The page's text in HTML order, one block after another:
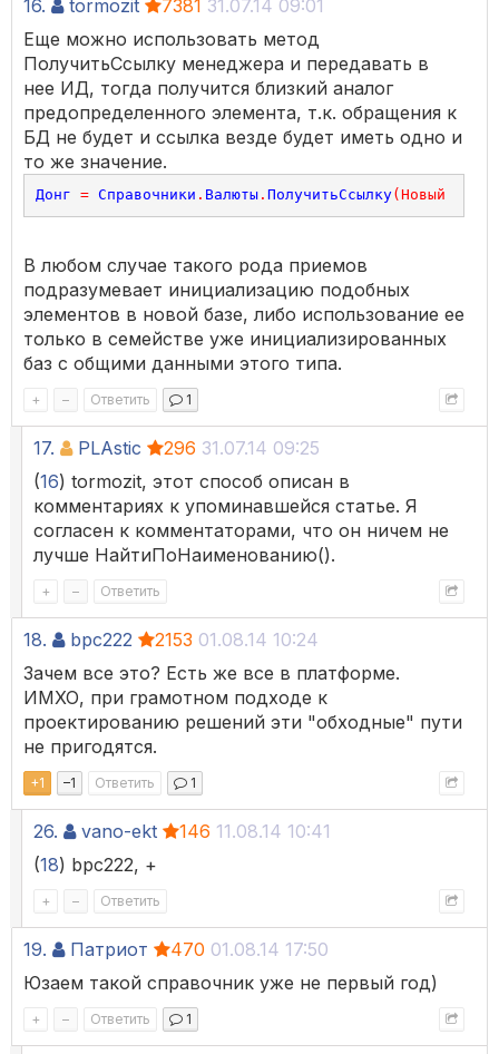
16. tormozit 7381 31.07.14 09:01
Еще можно использовать метод
ПолучитьСсылку менеджера и передавать в
нее ИД, тогда получится близкий аналог
предопределенного элемента, т.к. обращения к
БД не будет и ссылка везде будет иметь одно и
то же значение.
Донг = Справочники . Валюты. ПолучитьСсылку( Новый
В любом случае такого рода приемов
подразумевает инициализацию подобных
элементов в новой базе, либо использование ее
только в семействе уже инициализированных
баз с общими данными этого типа.
+ – Ответить 1
17. PLAstic 296 31.07.14 09:25
(16) tormozit, этот способ описан в
комментариях к упоминавшейся статье. Я
согласен к комментаторами, что он ничем не
лучше НайтиПоНаименованию().
+ – Ответить
18. bpc222 2153 01.08.14 10:24
Зачем все это? Есть же все в платформе.
ИМХО, при грамотном подходе к
проектированию решений эти "обходные" пути
не пригодятся.
+1 –1 Ответить 1
26. vano-ekt 146 11.08.14 10:41
(18) bpc222, +
+ – Ответить
19. Патриот 470 01.08.14 17:50
Юзаем такой справочник уже не первый год)
+ – Ответить 1